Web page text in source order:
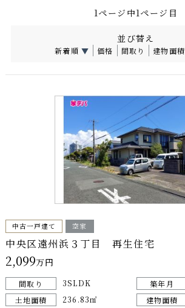
1ページ中1ページ目
並び替え
新着順 ▼ 価格 間取り 建物面積
中古一戸建て 空家
中央区遠州浜３丁目 再生住宅
2,099万円
間取り 3SLDK 築年月
土地面積
236.83㎡ 建物面積